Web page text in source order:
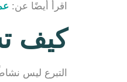
اقرأ أيضًا عن:
كيف
التبرع ليس